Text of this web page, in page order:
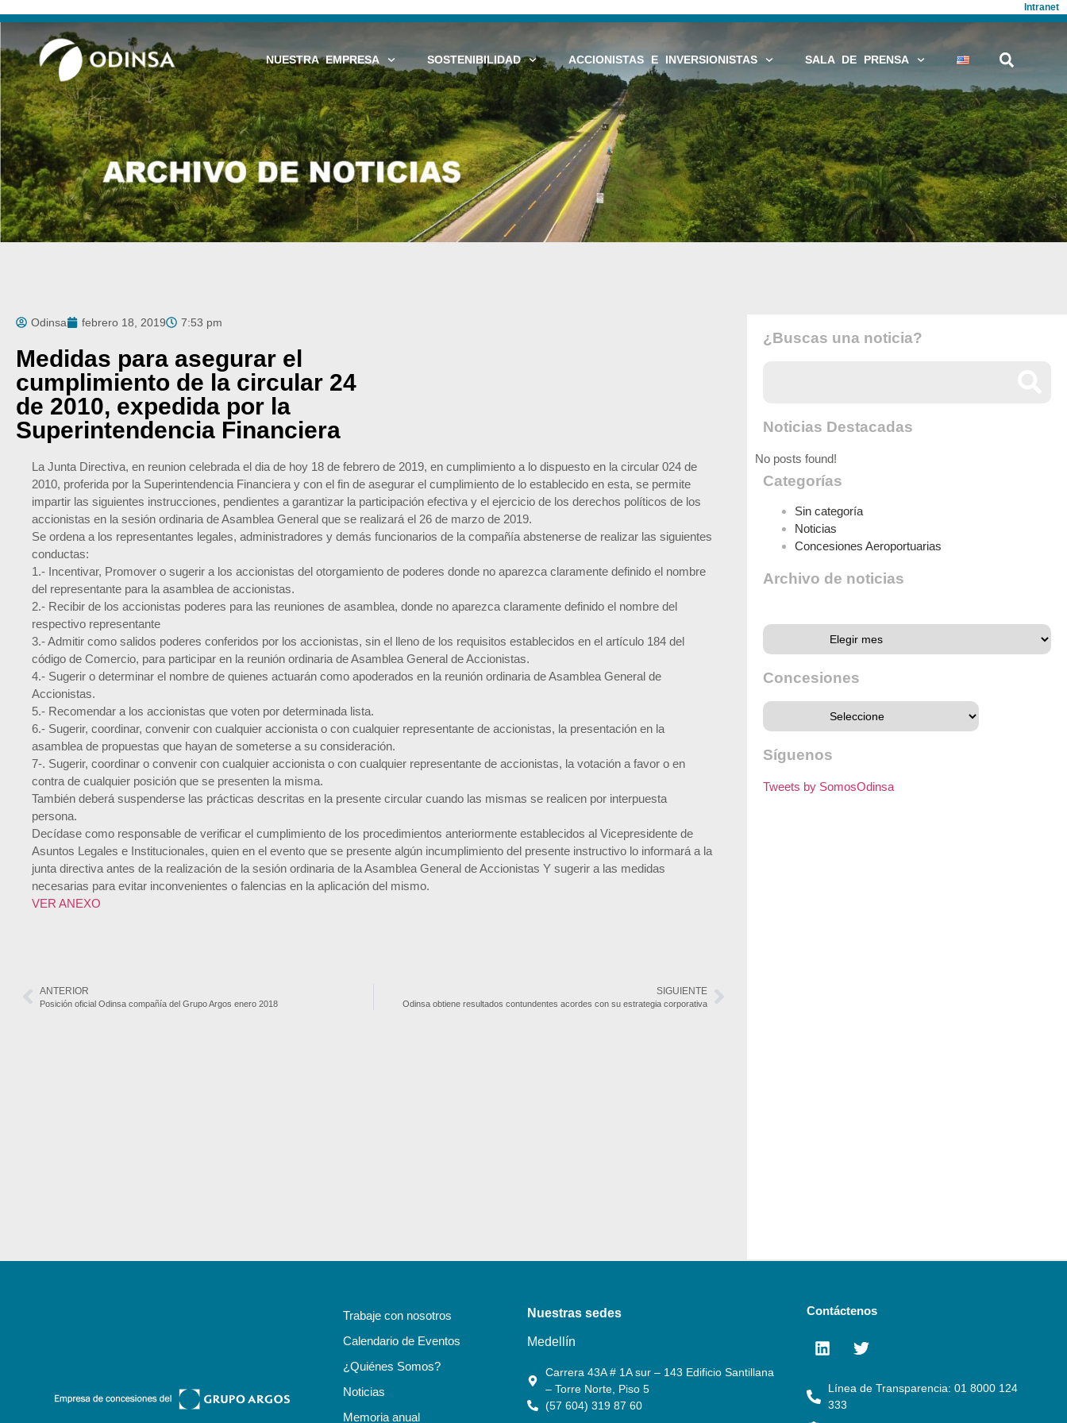
Intranet
NUESTRA EMPRESA SOSTENIBILIDAD ACCIONISTAS E INVERSIONISTAS SALA DE PRENSA
Odinsa febrero 18, 2019 7:53 pm
Medidas para asegurar el
cumplimiento de la circular 24
de 2010, expedida por la
Superintendencia Financiera
La Junta Directiva, en reunion celebrada el dia de hoy 18 de febrero de 2019, en cumplimiento a lo dispuesto en la circular 024 de
2010, proferida por la Superintendencia Financiera y con el fin de asegurar el cumplimiento de lo establecido en esta, se permite
impartir las siguientes instrucciones, pendientes a garantizar la participación efectiva y el ejercicio de los derechos políticos de los
accionistas en la sesión ordinaria de Asamblea General que se realizará el 26 de marzo de 2019.
Se ordena a los representantes legales, administradores y demás funcionarios de la compañía abstenerse de realizar las siguientes
conductas:
1.- Incentivar, Promover o sugerir a los accionistas del otorgamiento de poderes donde no aparezca claramente definido el nombre
del representante para la asamblea de accionistas.
2.- Recibir de los accionistas poderes para las reuniones de asamblea, donde no aparezca claramente definido el nombre del
respectivo representante
3.- Admitir como salidos poderes conferidos por los accionistas, sin el lleno de los requisitos establecidos en el artículo 184 del
código de Comercio, para participar en la reunión ordinaria de Asamblea General de Accionistas.
4.- Sugerir o determinar el nombre de quienes actuarán como apoderados en la reunión ordinaria de Asamblea General de
Accionistas.
5.- Recomendar a los accionistas que voten por determinada lista.
6.- Sugerir, coordinar, convenir con cualquier accionista o con cualquier representante de accionistas, la presentación en la
asamblea de propuestas que hayan de someterse a su consideración.
7-. Sugerir, coordinar o convenir con cualquier accionista o con cualquier representante de accionistas, la votación a favor o en
contra de cualquier posición que se presenten la misma.
También deberá suspenderse las prácticas descritas en la presente circular cuando las mismas se realicen por interpuesta
persona.
Decídase como responsable de verificar el cumplimiento de los procedimientos anteriormente establecidos al Vicepresidente de
Asuntos Legales e Institucionales, quien en el evento que se presente algún incumplimiento del presente instructivo lo informará a la
junta directiva antes de la realización de la sesión ordinaria de la Asamblea General de Accionistas Y sugerir a las medidas
necesarias para evitar inconvenientes o falencias en la aplicación del mismo.
VER ANEXO
ANTERIOR
Posición oficial Odinsa compañía del Grupo Argos enero 2018
SIGUIENTE
Odinsa obtiene resultados contundentes acordes con su estrategia corporativa
¿Buscas una noticia?
Noticias Destacadas
No posts found!
Categorías
Sin categoría
Noticias
Concesiones Aeroportuarias
Archivo de noticias
Concesiones
Síguenos
Tweets by SomosOdinsa
Trabaje con nosotros
Calendario de Eventos
¿Quiénes Somos?
Noticias
Memoria anual
Nuestras sedes
Medellín
Carrera 43A # 1A sur – 143 Edificio Santillana
– Torre Norte, Piso 5
(57 604) 319 87 60
Contáctenos
Línea de Transparencia: 01 8000 124
333